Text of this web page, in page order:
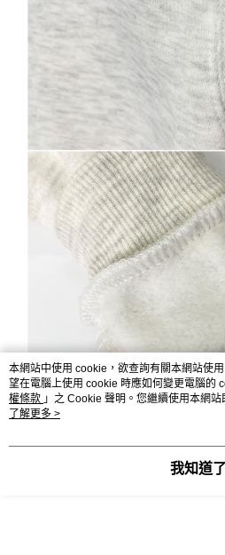
本網站中使用 cookie，欲查詢有關本網站使
望在電腦上使用 cookie 時應如何變更電腦的
權條款 」之 Cookie 聲明。您繼續使用本網
用條款之 Cookie 聲明使用 cookie。
了解更多 >
我知道了